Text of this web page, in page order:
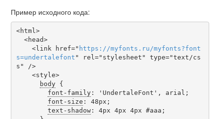
Пример исходного кода:
<html>
    <link href="
https ://myfonts . ru/myfonts?font
s=undertalefont " rel="stylesheet" type="text/cs
s" />
body {
font-family: 'UndertaleFont', arial;
font-size : 48px;
text-shadow: 4px 4px 4px #aaa;